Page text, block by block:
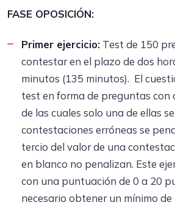
FASE OPOSICIÓN:
Primer ejercicio: Test de 150
contestar en el plazo de dos
minutos (135 minutos). El
test en forma de preguntas con
de las cuales solo una de ellas
contestaciones erróneas se
tercio del valor de una
en blanco no penalizan. Este
con una puntuación de 0 a 20
necesario obtener un mínimo